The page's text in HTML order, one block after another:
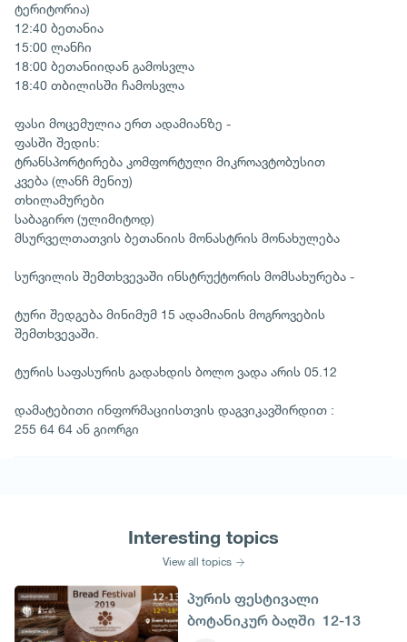
ტერიტორია)
12:40 ბეთანია
15:00 ლანჩი
18:00 ბეთანიიდან გამოსვლა
18:40 თბილისში ჩამოსვლა
ფასი მოცემულია ერთ ადამიანზე -
ფასში შედის:
ტრანსპორტირება კომფორტული მიკროავტობუსით
კვება (ლანჩ მენიუ)
თხილამურები
საბაგირო (ულიმიტოდ)
მსურველთათვის ბეთანიის მონასტრის მონახულება
სურვილის შემთხვევაში ინსტრუქტორის მომსახურება -
ტური შედგება მინიმუმ 15 ადამიანის მოგროვების
შემთხვევაში.
ტურის საფასურის გადახდის ბოლო ვადა არის 05.12
დამატებითი ინფორმაციისთვის დაგვიკავშირდით :
255 64 64 ან გიორგი
Interesting topics
View all topics
პურის ფესტივალი
ბოტანიკურ ბაღში 12-13